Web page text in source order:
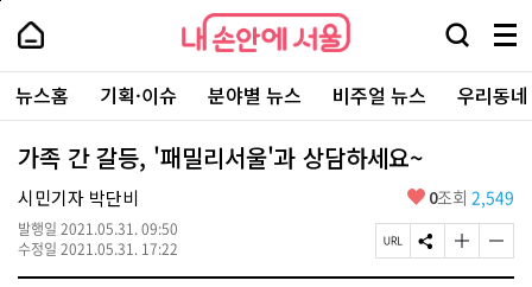
본
로
가
내
손
안
에
서
울
-
서
울
시
대
표
소
내
손
에
울
검
창
열
기
메
뉴
전
체
보
주
요
서
뉴스홈 기획·이슈 분야별 뉴스 비주얼 뉴스 우리동
가족 간 갈등, '패밀리서울'과 상담하세요~
시민기자 박단비
발행일 2021.05.31. 09:50
수정일 2021.05.31. 17:22
좋
요
0조회 2,549
페
이
S
N
글
자
글
자
페
상
단
로